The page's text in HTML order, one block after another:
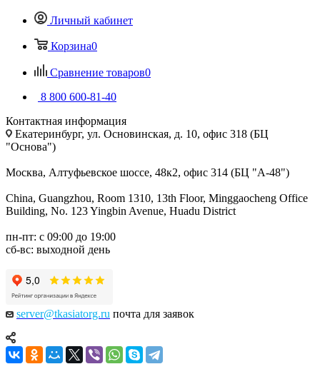
Личный кабинет
Корзина0
Сравнение товаров0
8 800 600-81-40
Контактная информация
Екатеринбург, ул. Основинская, д. 10, офис 318 (БЦ
"Основа")
Москва, Алтуфьевское шоссе, 48к2, офис 314 (БЦ "А-48")
China, Guangzhou, Room 1310, 13th Floor, Minggaocheng Office
Building, No. 123 Yingbin Avenue, Huadu District
пн-пт: с 09:00 до 19:00
сб-вс: выходной день
server@tkasiatorg.ru почта для заявок